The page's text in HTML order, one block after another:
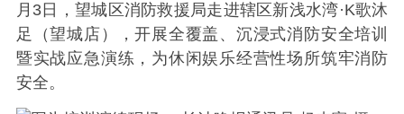
月3日，望城区消防救援局走进辖区新浅水湾·K歌沐
足（望城店），开展全覆盖、沉浸式消防安全培训
暨实战应急演练，为休闲娱乐经营性场所筑牢消防
安全。